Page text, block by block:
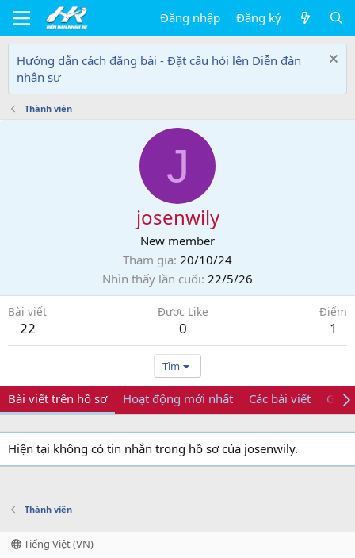
Đăng nhập Đăng ký
Hướng dẫn cách đăng bài - Đặt câu hỏi lên Diễn đàn
nhân sự
Thành viên
J
josenwily
New member
Tham gia 20/10/24
Nhìn thấy lần cuối 22/5/26
Bài viết
22
Được Like
0
Điểm
1
Tìm
Bài viết trên hồ sơ Hoạt động mới nhất Các bài viết Giới
Hiện tại không có tin nhắn trong hồ sơ của josenwily.
Thành viên
Tiếng Việt (VN)